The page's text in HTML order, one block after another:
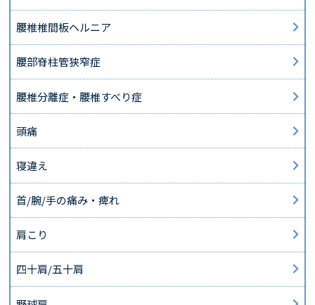
腰椎椎間板ヘルニア
腰部脊柱管狭窄症
腰椎分離症・腰椎すべり症
頭痛
寝違え
首/腕/手の痛み・痺れ
肩こり
四十肩/五十肩